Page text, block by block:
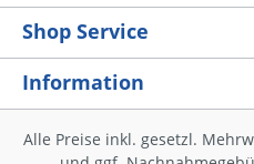
Shop Service
Information
Alle Preise inkl. gesetzl.